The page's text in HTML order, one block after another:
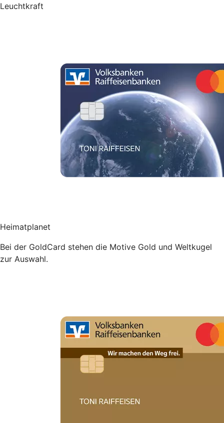
Leuchtkraft
Heimatplanet
Bei der GoldCard stehen die Motive Gold und Weltkugel
zur Auswahl.